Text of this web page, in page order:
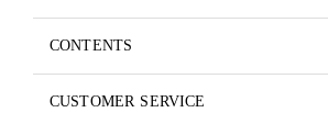
CONTENTS
CUSTOMER SERVICE